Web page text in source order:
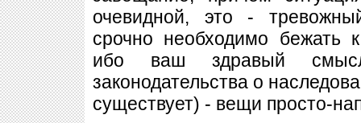
очевидной, это -
срочно необходимо бежать
ибо ваш здравый
законодательства о
существует) - вещи просто-